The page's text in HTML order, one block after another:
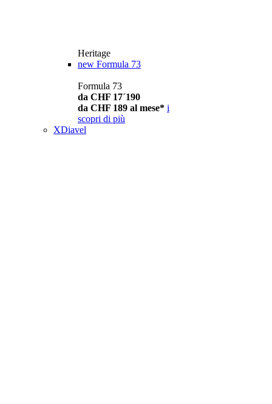
Heritage
new Formula 73
Formula 73
da CHF 17´190
da CHF 189 al mese* i
scopri di più
XDiavel